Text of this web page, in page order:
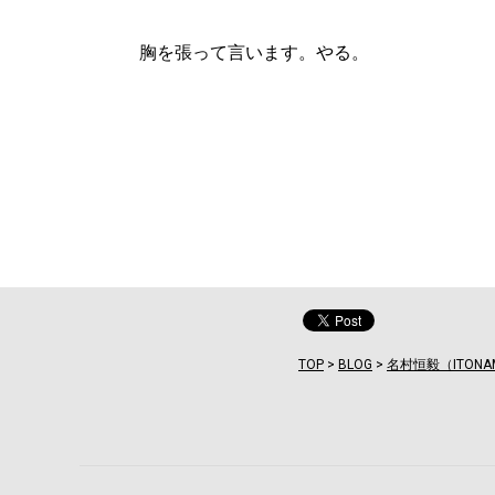
胸を張って言います。やる。
TOP > BLOG > 名村恒毅（